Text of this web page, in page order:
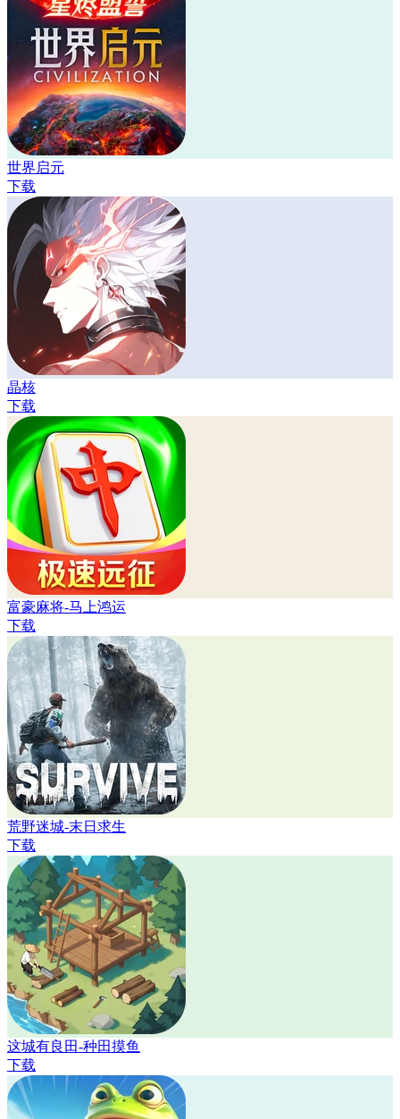
世界启元
下载
晶核
下载
富豪麻将-马上鸿运
下载
荒野迷城-末日求生
下载
这城有良田-种田摸鱼
下载